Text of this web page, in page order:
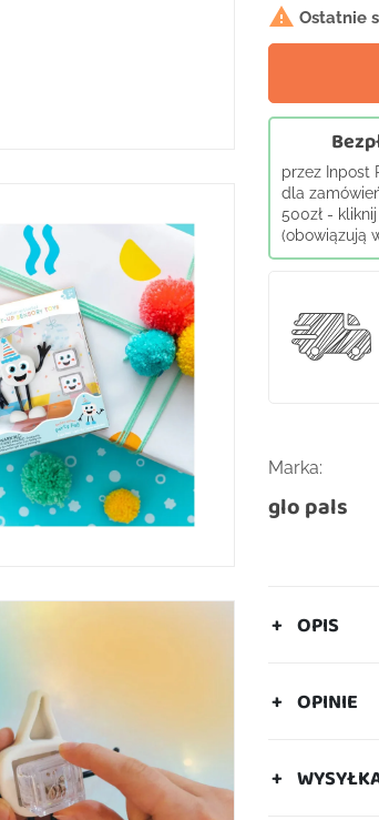
 Ostatnie
przez Inpost
dla
500zł -
(obowiązują
Marka:
glo pals
OPIS
OPINIE